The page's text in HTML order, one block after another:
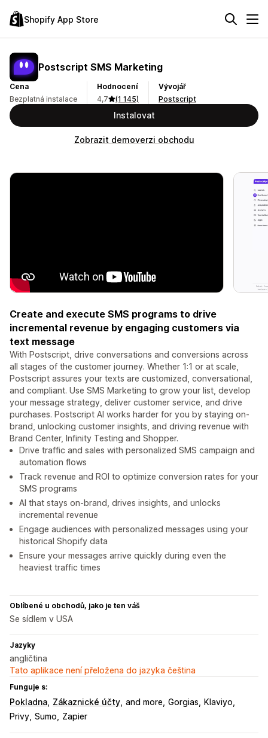
Shopify App Store
Postscript SMS Marketing
Cena
Bezplatná instalace
Hodnocení
4,7
(1 145)
Vývojář
Postscript
Instalovat
Zobrazit demoverzi obchodu
Create and execute SMS programs to drive
incremental revenue by engaging customers via
text message
With Postscript, drive conversations and conversions across
all stages of the customer journey. Whether 1:1 or at scale,
Postscript assures your texts are customized, conversational,
and compliant. Use SMS Marketing to grow your list, develop
your message strategy, deliver customer service, and drive
purchases. Postscript AI works harder for you by staying on-
brand, unlocking customer insights, and driving revenue with
Brand Center, Infinity Testing and Shopper.
Drive traffic and sales with personalized SMS campaign and
automation flows
Track revenue and ROI to optimize conversion rates for your
SMS programs
AI that stays on-brand, drives insights, and unlocks
incremental revenue
Engage audiences with personalized messages using your
historical Shopify data
Ensure your messages arrive quickly during even the
heaviest traffic times
Oblíbené u obchodů, jako je ten váš
Se sídlem v USA
Jazyky
angličtina
Tato aplikace není přeložena do jazyka čeština
Funguje s:
Pokladna Zákaznické účty and more Gorgias
Klaviyo
Privy Sumo Zapier